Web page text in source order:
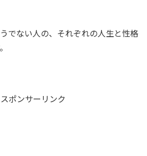
でない人の、それぞれの人生と性格
スポンサーリンク